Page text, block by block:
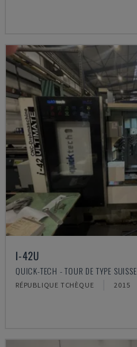
I-42U
QUICK-TECH - TOUR DE TYPE SUISSE
RÉPUBLIQUE TCHÈQUE 2015